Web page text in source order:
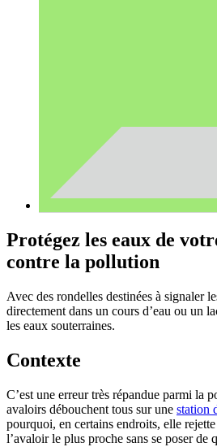
Protégez les eaux de
contre la pollution
Avec des rondelles destinées à signaler
directement dans un cours d’eau ou un
les eaux souterraines.
Contexte
C’est une erreur très répandue parmi la
avaloirs débouchent tous sur une station
pourquoi, en certains endroits, elle
l’avaloir le plus proche sans se poser de